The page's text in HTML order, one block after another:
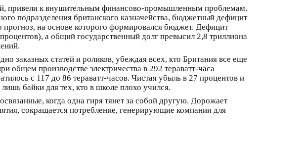
привели к внушительным финансово-промышленным проблемам.
подразделения британского казначейства, бюджетный дефицит
на основе которого формировался бюджет. Дефицит
а общий государственный долг превысил 2,8 триллиона
заказных статей и роликов, убеждая всех, кто Британия все еще
общем производстве электричества в 292 тераватт-часа
с 117 до 86 тераватт-часов. Чистая убыль в 27 процентов и
байки для тех, кто в школе плохо учился.
когда одна гиря тянет за собой другую. Дорожает
сокращается потребление, генерирующие компании для